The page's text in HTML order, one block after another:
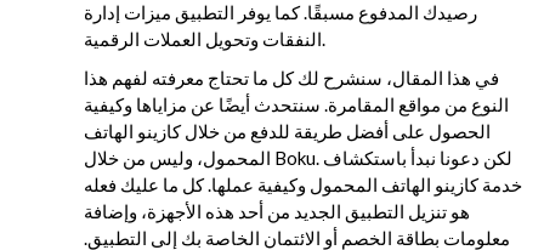
رصيدك المدفوع مسبقًا. كما يوفر التطبيق ميزات إدارة
النفقات وتحويل العملات الرقمية.
في هذا المقال، سنشرح لك كل ما تحتاج معرفته لفهم هذا
النوع من مواقع المقامرة. سنتحدث أيضًا عن مزاياها وكيفية
الحصول على أفضل طريقة للدفع من خلال كازينو الهاتف
المحمول، وليس من خلال Boku. لكن دعونا نبدأ باستكشاف
خدمة كازينو الهاتف المحمول وكيفية عملها. كل ما عليك فعله
هو تنزيل التطبيق الجديد من أحد هذه الأجهزة، وإضافة
معلومات بطاقة الخصم أو الائتمان الخاصة بك إلى التطبيق.